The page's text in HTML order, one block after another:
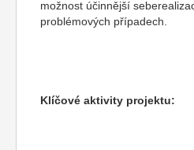
možnost účinnější
problémových případech.
Klíčové aktivity projektu: